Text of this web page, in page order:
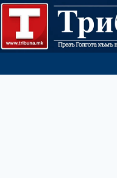
Skip
content